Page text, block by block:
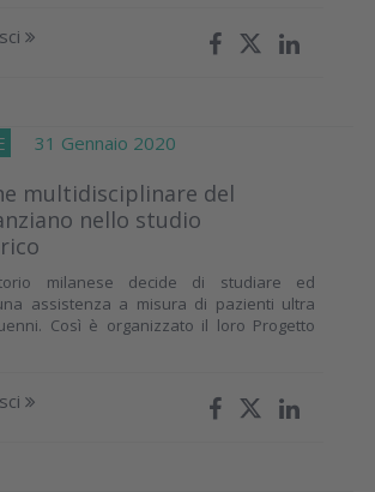
31 Gennaio 2020
multidisciplinare del
nello studio
milanese decide di studiare ed
assistenza a misura di pazienti ultra
Così è organizzato il loro Progetto